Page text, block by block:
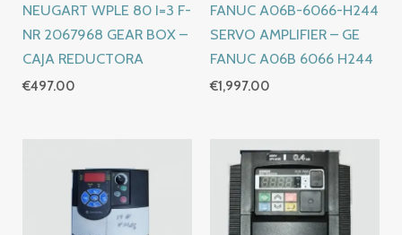
NEUGART WPLE 80 I=3 F-
NR 2067968 GEAR BOX –
CAJA REDUCTORA
€497.00
FANUC A06B-6066-H244
SERVO AMPLIFIER – GE
FANUC A06B 6066 H244
€1,997.00